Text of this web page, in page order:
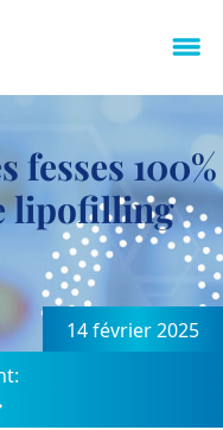
fesses 100%
lipofilling
14 février 2025